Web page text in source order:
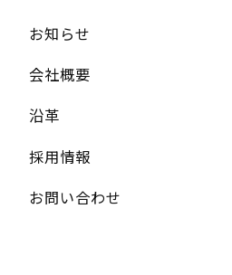
お知らせ
会社概要
沿革
採用情報
お問い合わせ